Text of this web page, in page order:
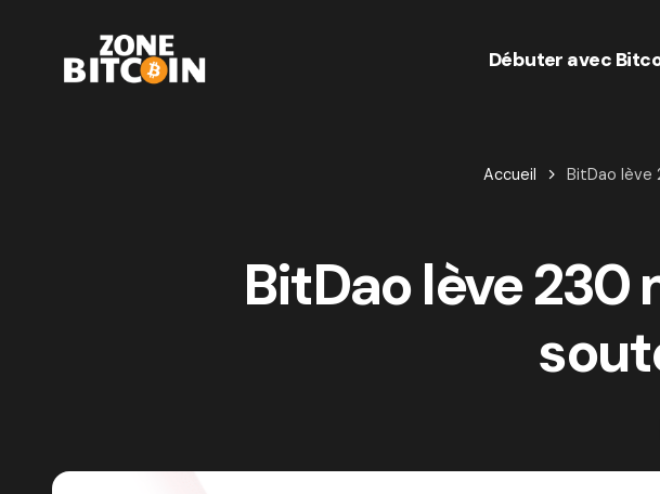
Débuter avec
Accueil BitDao lève
BitDao lève 230